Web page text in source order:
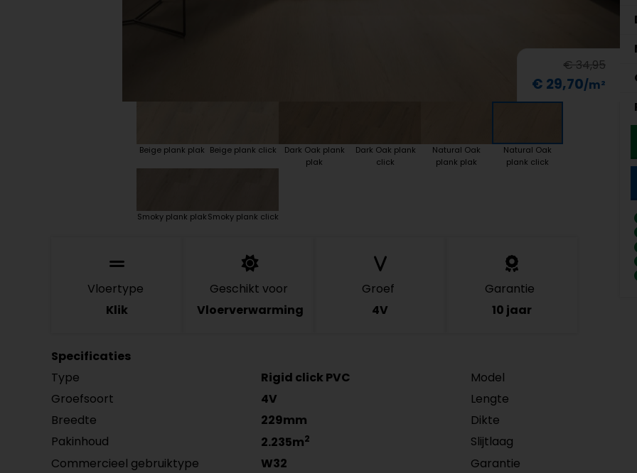
€ 34,95
€ 29,70
Beige plank plak Beige plank click
Dark Oak plank
plak
Dark Oak plank
click
Natural Oak
plank plak
Natural Oak
plank click
Smoky plank plakSmoky plank click
Vloertype
Klik
Geschikt voor
Vloerverwarming
Groef
4V
Garantie
10 jaar
Specificaties
Type
Rigid click PVC Model
Groefsoort
4V Lengte
Breedte
229mm Dikte
Pakinhoud
2.235m2 Slijtlaag
Commercieel gebruiktype
W32 Garantie